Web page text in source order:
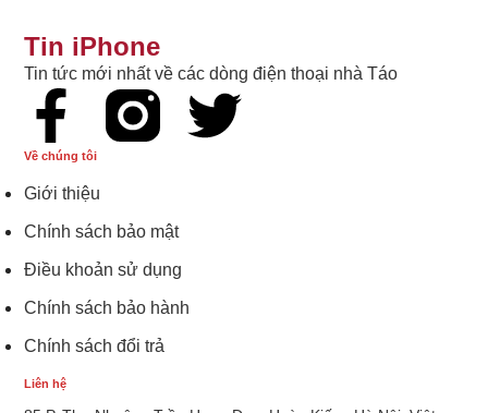
Tin iPhone
Tin tức mới nhất về các dòng điện thoại nhà Táo
Liên hệ
Về chúng tôi
Giới thiệu
Chính sách bảo mật
Điều khoản sử dụng
Chính sách bảo hành
Chính sách đổi trả